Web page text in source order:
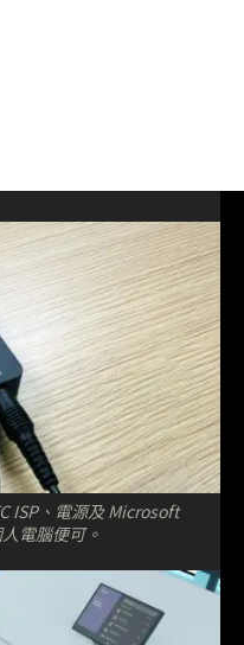
ISP、電源及 Microsoft
電腦便可。